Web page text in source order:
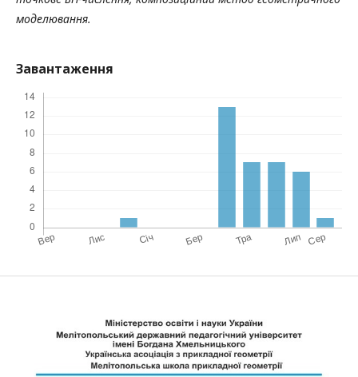
моделювання.
Завантаження